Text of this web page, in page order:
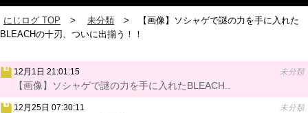
にじログ TOP 未分類
【画像】ソシャゲで謎の力を手に入れた
BLEACHの十刃、ついに出揃う！！
12月1日 21:01:15 未分類
【画像】ソシャゲで謎の力を手に入れたBLEACH..
12月25日 07:30:11 未分類